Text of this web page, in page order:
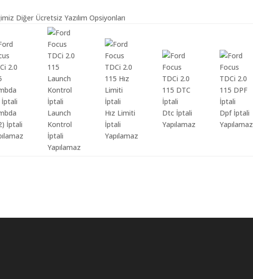
Diğer Ücretsiz Yazılım Opsiyonları
İptali
Launch
Kontrol
İptali
Yapılamaz
Hız Limiti
İptali
Yapılamaz
Dtc İptali
Yapılamaz
Dpf İptali
Yapılamaz